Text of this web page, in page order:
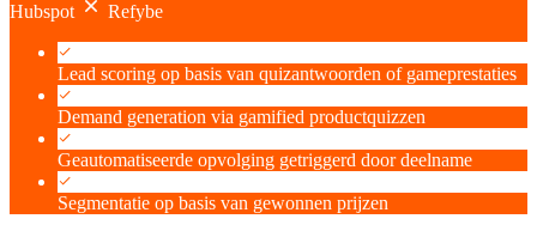
Hubspot Refybe
Lead scoring op basis van quizantwoorden of gameprestaties
Demand generation via gamified productquizzen
Geautomatiseerde opvolging getriggerd door deelname
Segmentatie op basis van gewonnen prijzen